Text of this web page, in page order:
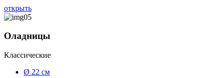
открыть
Оладницы
Классические
Ø 22 см